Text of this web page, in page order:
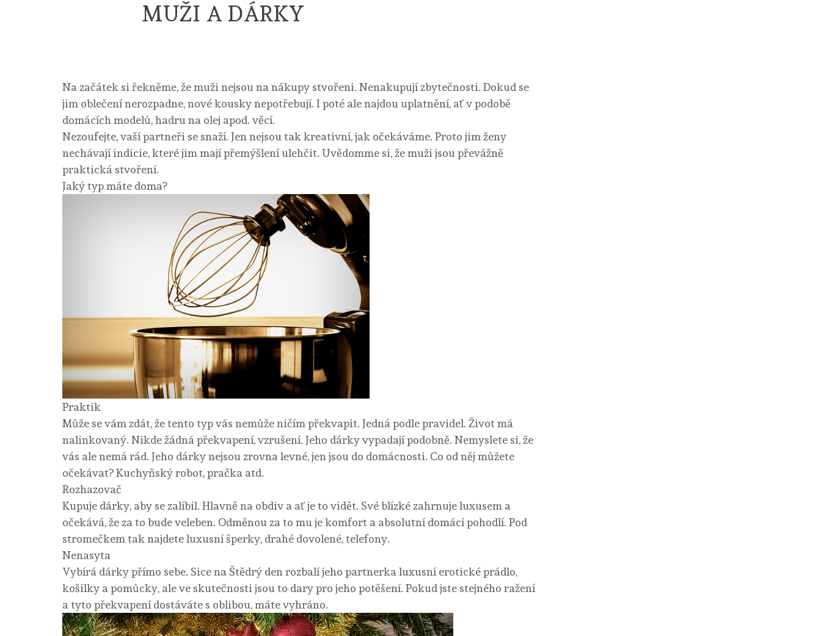
MUŽI A DÁRKY
Na začátek si řekněme, že muži nejsou na nákupy stvořeni. Nenakupují zbytečnosti. Dokud se
jim oblečení nerozpadne, nové kousky nepotřebují. I poté ale najdou uplatnění, ať v podobě
domácích modelů, hadru na olej apod. věcí.
Nezoufejte, vaší partneři se snaží. Jen nejsou tak kreativní, jak očekáváme. Proto jim ženy
nechávají indicie, které jim mají přemýšlení ulehčit. Uvědomme si, že muži jsou převážně
praktická stvoření.
Jaký typ máte doma?
Praktik
Může se vám zdát, že tento typ vás nemůže ničím překvapit. Jedná podle pravidel. Život má
nalinkovaný. Nikde žádná překvapení, vzrušení. Jeho dárky vypadají podobně. Nemyslete si, že
vás ale nemá rád. Jeho dárky nejsou zrovna levné, jen jsou do domácnosti. Co od něj můžete
očekávat? Kuchyňský robot, pračka atd.
Rozhazovač
Kupuje dárky, aby se zalíbil. Hlavně na obdiv a ať je to vidět. Své blízké zahrnuje luxusem a
očekává, že za to bude veleben. Odměnou za to mu je komfort a absolutní domácí pohodlí. Pod
stromečkem tak najdete luxusní šperky, drahé dovolené, telefony.
Nenasyta
Vybírá dárky přímo sebe. Sice na Štědrý den rozbalí jeho partnerka luxusní erotické prádlo,
košilky a pomůcky, ale ve skutečnosti jsou to dary pro jeho potěšení. Pokud jste stejného ražení
a tyto překvapení dostáváte s oblibou, máte vyhráno.